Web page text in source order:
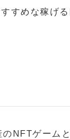
すめな稼げ
NFTゲーム